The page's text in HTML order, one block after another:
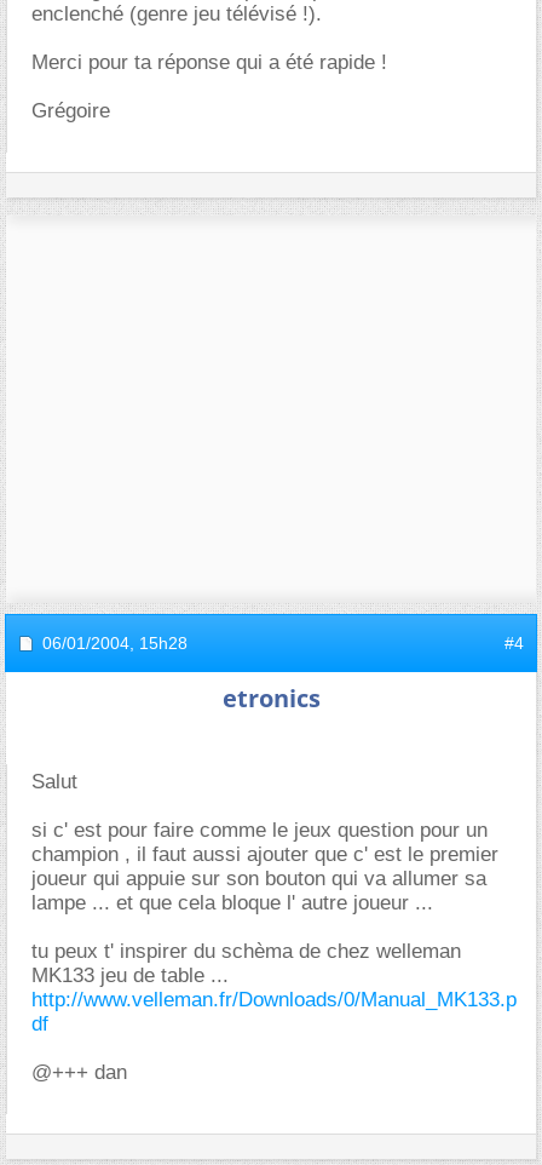
enclenché (genre jeu télévisé !).
Merci pour ta réponse qui a été rapide !
Grégoire
06/01/2004, 15h28 #4
etronics
Salut
si c' est pour faire comme le jeux question pour un
champion , il faut aussi ajouter que c' est le premier
joueur qui appuie sur son bouton qui va allumer sa
lampe ... et que cela bloque l' autre joueur ...
tu peux t' inspirer du schèma de chez welleman
MK133 jeu de table ...
http://www.velleman.fr/Downloads/0/Manual_MK133.p
df
@+++ dan